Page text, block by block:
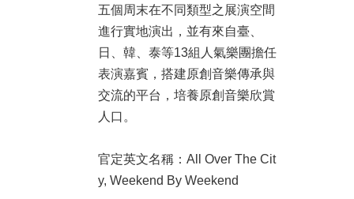
五個周末在不同類型之展演空間
進行實地演出，並有來自臺、
日、韓、泰等13組人氣樂團擔任
表演嘉賓，搭建原創音樂傳承與
交流的平台，培養原創音樂欣賞
人口。
官定英文名稱：All Over The Cit
y, Weekend By Weekend